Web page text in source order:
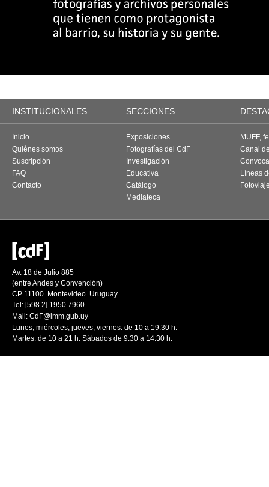
INSTITUCIONALES SECCIONES
Inicio
Quiénes somos
Suscripción
FAQ
Contacto
Exposiciones
Fotografías del CdF
Investigación
Educativa
Catálogo
Mediateca
MUFF,
Canal
Líneas
Av. 18 de Julio 885
(entre Andes y Convención)
CP 11100. Montevideo. Uruguay
Tel: [598 2] 1950 7960
Mail: CdF@imm.gub.uy
Lunes, miércoles, jueves, viernes: de 10 a 19.30 h.
Martes: de 10 a 21 h. Sábados de 9.30 a 14.30 h.